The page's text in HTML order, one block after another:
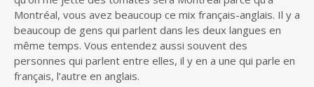
Montréal, vous avez beaucoup ce mix français-anglais. Il y a
beaucoup de gens qui parlent dans les deux langues en
même temps. Vous entendez aussi souvent des
personnes qui parlent entre elles, il y en a une qui parle en
français, l’autre en anglais.